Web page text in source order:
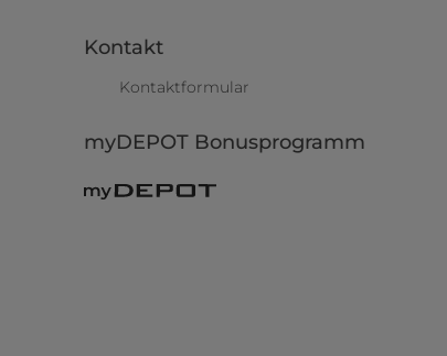
Kontakt
Kontaktformular
myDEPOT Bonusprogramm